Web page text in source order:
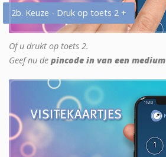
2b. Keuze - Druk op toets 2 +
Of u drukt op toets 2.
Geef nu de pincode in van een medium